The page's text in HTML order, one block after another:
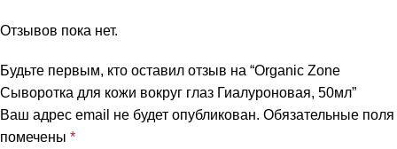
Отзывов пока нет.
Будьте первым, кто оставил отзыв на “Organic Zone
Сыворотка для кожи вокруг глаз Гиалуроновая, 50мл”
Ваш адрес email не будет опубликован. Обязательные поля
помечены *